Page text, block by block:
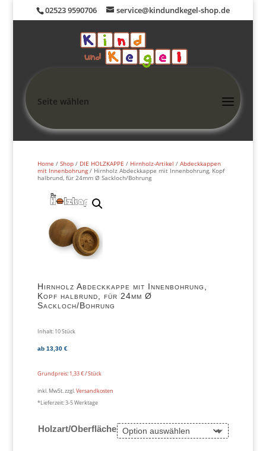
02523 9590706 service@kindundkegel-shop.de
Seite wählen
Home / Shop/ DIE HOLZKAPPE / Hirnholz-Artikel / Abdeckkappen
mit Innenbohrung/ Hirnholz Abdeckkappe mit Innenbohrung, Kopf
halbrund, für 24mm Ø Sackloch/Bohrung
Hirnholz Abdeckkappe mit Innenbohrung,
Kopf halbrund, für 24mm Ø
Sackloch/Bohrung
Inhalt: 10Stück
ab 13,30 €
Grundpreis: 1,33€/Stück
inkl. MwSt.zzgl.Versandkosten
*Lieferzeit:3-5 Werktage
Holzart/Oberfläche